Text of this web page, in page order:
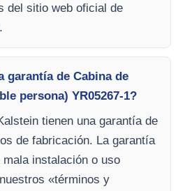
del sitio web oficial de
garantía de Cabina de
persona) YR05267-1?
tienen una garantía de
de fabricación. La garantía
instalación o uso
«términos y